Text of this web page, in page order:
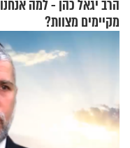
הרב יגאל כהן - למה אנחנו
מקיימים מצוות?